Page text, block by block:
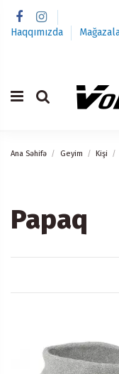
Haqqımızda
Ana Səhifə Geyim Kişi
Papaq